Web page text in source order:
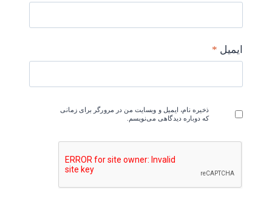
ایمیل *
ذخیره نام، ایمیل و وبسایت من در مرورگر برای زمانی
که دوباره دیدگاهی می‌نویسم.